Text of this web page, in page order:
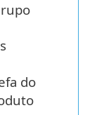
do